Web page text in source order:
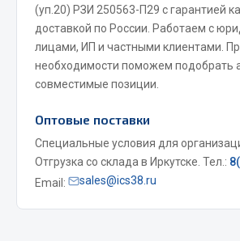
Тормозная система
Двери
Окно ветровое
Двигатель
Показать ещё
Весь раздел
(уп.20) РЗИ 250563-П29 с гарантией
доставкой по России. Работаем с
лицами, ИП и частными клиентами.
необходимости поможем подобрать
совместимые позиции.
Оптовые поставки
Специальные условия для
Отгрузка со склада в Иркутске. Тел.:
Email:
sales@ics38.ru